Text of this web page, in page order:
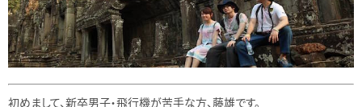
初めまして、新卒男子・飛行機が苦手な方、藤雄です。